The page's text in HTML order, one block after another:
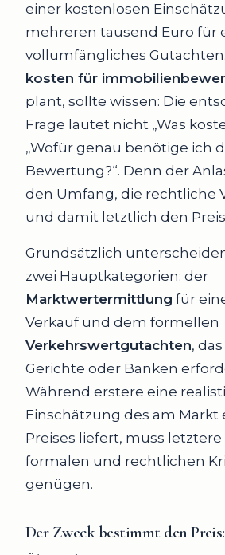
einer kostenlosen
mehreren tausend Euro für
vollumfängliches
kosten für
plant, sollte wissen: Die
Frage lautet nicht „Was
„Wofür genau benötige ich
Bewertung?“. Denn der
den Umfang, die rechtliche
und damit letztlich den
Grundsätzlich
zwei Hauptkategorien: der
Marktwertermittlung für
Verkauf und dem formellen
Verkehrswertgutachten,
Gerichte oder Banken
Während erstere eine
Einschätzung des am Markt
Preises liefert, muss
formalen und rechtlichen
genügen.
Der Zweck bestimmt den Preis: